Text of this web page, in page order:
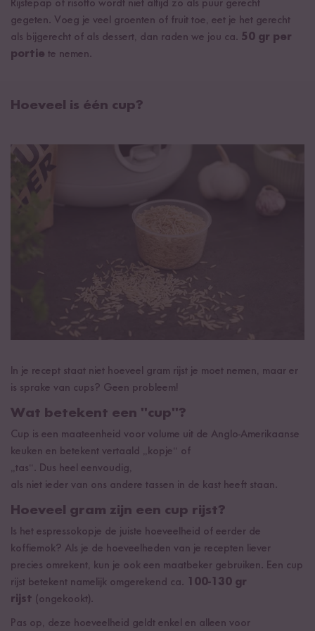
Rijstepap of risotto wordt niet altijd zo als puur gerecht
gegeten. Voeg je veel groenten of fruit toe, eet je het gerecht
als bijgerecht of als dessert, dan raden we jou ca. 50 gr per
portie te nemen.
Hoeveel is één cup?
In je recept staat niet hoeveel gram rijst je moet nemen, maar er
is sprake van cups? Geen probleem!
Wat betekent een "cup"?
Cup is een maateenheid voor volume uit de Anglo-Amerikaanse
keuken en betekent vertaald „kopje“ of
„tas“. Dus heel eenvoudig,
als niet ieder van ons andere tassen in de kast heeft staan.
Hoeveel gram zijn een cup rijst?
Is het espressokopje de juiste hoeveelheid of eerder de
koffiemok? Als je de hoeveelheden van je recepten liever
precies omrekent, kun je ook een maatbeker gebruiken. Een cup
rijst betekent namelijk omgerekend ca.
100-130 gr
rijst (ongekookt).
Pas op, deze hoeveelheid geldt enkel en alleen voor